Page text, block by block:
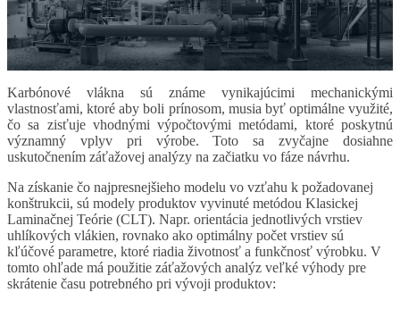
Karbónové vlákna sú známe vynikajúcimi mechanickými
vlastnosťami, ktoré aby boli prínosom, musia byť optimálne využité,
čo sa zisťuje vhodnými výpočtovými metódami, ktoré poskytnú
významný vplyv pri výrobe. Toto sa zvyčajne dosiahne
uskutočnením záťažovej analýzy na začiatku vo fáze návrhu.
Na získanie čo najpresnejšieho modelu vo vzťahu k požadovanej
konštrukcii, sú modely produktov vyvinuté metódou Klasickej
Laminačnej Teórie (CLT). Napr. orientácia jednotlivých vrstiev
uhlíkových vlákien, rovnako ako optimálny počet vrstiev sú
kľúčové parametre, ktoré riadia životnosť a funkčnosť výrobku. V
tomto ohľade má použitie záťažových analýz veľké výhody pre
skrátenie času potrebného pri vývoji produktov: